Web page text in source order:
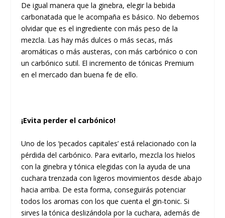
De igual manera que la ginebra, elegir la bebida
carbonatada que le acompaña es básico. No debemos
olvidar que es el ingrediente con más peso de la
mezcla. Las hay más dulces o más secas, más
aromáticas o más austeras, con más carbónico o con
un carbónico sutil. El incremento de tónicas Premium
en el mercado dan buena fe de ello.
¡Evita perder el carbónico!
Uno de los ‘pecados capitales’ está relacionado con la
pérdida del carbónico. Para evitarlo, mezcla los hielos
con la ginebra y tónica elegidas con la ayuda de una
cuchara trenzada con ligeros movimientos desde abajo
hacia arriba. De esta forma, conseguirás potenciar
todos los aromas con los que cuenta el gin-tonic. Si
sirves la tónica deslizándola por la cuchara, además de